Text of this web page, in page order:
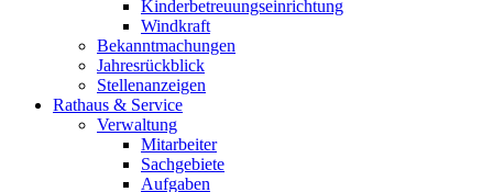
Kinderbetreuungseinrichtung
Windkraft
Bekanntmachungen
Jahresrückblick
Stellenanzeigen
Rathaus & Service
Verwaltung
Mitarbeiter
Sachgebiete
Aufgaben